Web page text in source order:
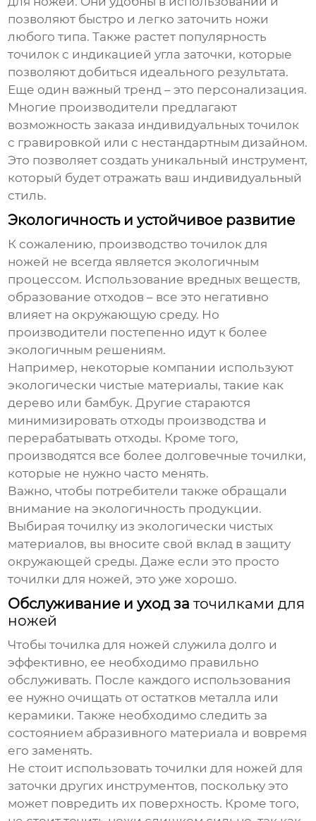
позволяют быстро и легко заточить ножи
любого типа. Также растет популярность
точилок с индикацией угла заточки, которые
позволяют добиться идеального результата.
Еще один важный тренд – это персонализация.
Многие производители предлагают
возможность заказа индивидуальных точилок
с гравировкой или с нестандартным дизайном.
Это позволяет создать уникальный инструмент,
который будет отражать ваш индивидуальный
стиль.
Экологичность и устойчивое развитие
К сожалению, производствоточилок для
ножей не всегда является экологичным
процессом. Использование вредных веществ,
образование отходов – все это негативно
влияет на окружающую среду. Но
производители постепенно идут к более
экологичным решениям.
Например, некоторые компании используют
экологически чистые материалы, такие как
дерево или бамбук. Другие стараются
минимизировать отходы производства и
перерабатывать отходы. Кроме того,
производятся все более долговечные точилки,
которые не нужно часто менять.
Важно, чтобы потребители также обращали
внимание на экологичность продукции.
Выбирая точилку из экологически чистых
материалов, вы вносите свой вклад в защиту
окружающей среды. Даже если это просто
точилки для ножей, это уже хорошо.
Обслуживание и уход заточилками для
ножей
Чтобыточилка для ножей служила долго и
эффективно, ее необходимо правильно
обслуживать. После каждого использования
ее нужно очищать от остатков металла или
керамики. Также необходимо следить за
состоянием абразивного материала и вовремя
его заменять.
Не стоит использоватьточилки для ножей для
заточки других инструментов, поскольку это
может повредить их поверхность. Кроме того,